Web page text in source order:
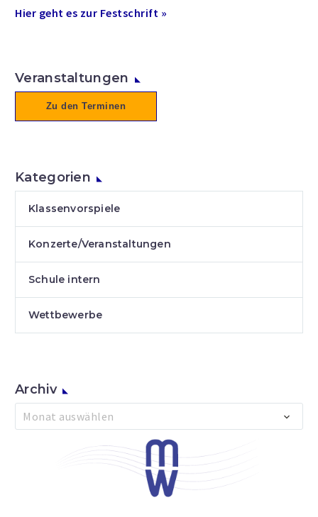
Hier geht es zur Festschrift »
Veranstaltungen
Zu den Terminen
Kategorien
Klassenvorspiele
Konzerte/Veranstaltungen
Schule intern
Wettbewerbe
Archiv
Archiv
Monat auswählen